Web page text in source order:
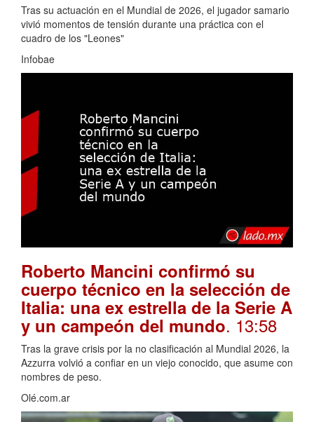
Tras su actuación en el Mundial de 2026, el jugador samario
vivió momentos de tensión durante una práctica con el
cuadro de los "Leones"
Infobae
Roberto Mancini confirmó su
cuerpo técnico en la selección de
Italia: una ex estrella de la Serie A
y un campeón del mundo. 13:58
Tras la grave crisis por la no clasificación al Mundial 2026, la
Azzurra volvió a confiar en un viejo conocido, que asume con
nombres de peso.
Olé.com.ar